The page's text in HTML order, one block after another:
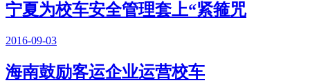
宁夏为校车安全管理套上“紧箍咒
2016-09-03
海南鼓励客运企业运营校车